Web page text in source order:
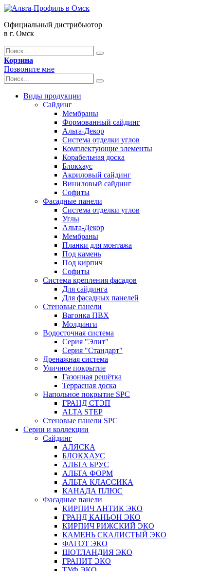
Официальный дистрибьютор
в г. Омск
Корзина
Позвоните мне
Виды продукции
Сайдинг
Мембраны
Формованный сайдинг
Альта-Декор
Система отделки углов
Комплектующие элементы
Корабельная доска
Блокхаус
Акриловый сайдинг
Виниловый сайдинг
Софиты
Фасадные панели
Система отделки углов
Углы
Альта-Декор
Мембраны
Планки для монтажа
Под камень
Под кирпич
Софиты
Система крепления фасадов
Для сайдинга
Для фасадных панелей
Стеновые панели
Вагонка ПВХ
Молдинги
Водосточная система
Серия "Элит"
Серия "Стандарт"
Дренажная система
Уличное покрытие
Газонная решётка
Террасная доска
Напольное покрытие SPC
ГРАНД СТЭП
ALTA STEP
Стеновые панели SPC
Серии и коллекции
Сайдинг
АЛЯСКА
БЛОКХАУС
АЛЬТА БРУС
АЛЬТА ФОРМ
АЛЬТА КЛАССИКА
КАНАДА ПЛЮС
Фасадные панели
КИРПИЧ АНТИК ЭКО
ГРАНД КАНЬОН ЭКО
КИРПИЧ РИЖСКИЙ ЭКО
КАМЕНЬ СКАЛИСТЫЙ ЭКО
ФАГОТ ЭКО
ШОТЛАНДИЯ ЭКО
ГРАНИТ ЭКО